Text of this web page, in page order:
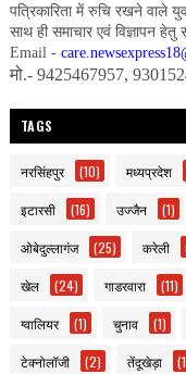
पत्रिकारिता में रुचि रखने वाले
साथ ही समाचार एवं विज्ञापन हेतु
Email -
मो.- 9425467957,
TAGS
नरसिंहपुर (10) मध्यप्रदेश
इटारसी (16) उज्जैन (1)
ओबेदुल्लागंज (25) करेली
खेल (24) गाडरवारा (11)
ग्वालियर (1) चुनाव (1)
टेक्नोलॉजी (2) तेंदूखेड़ा